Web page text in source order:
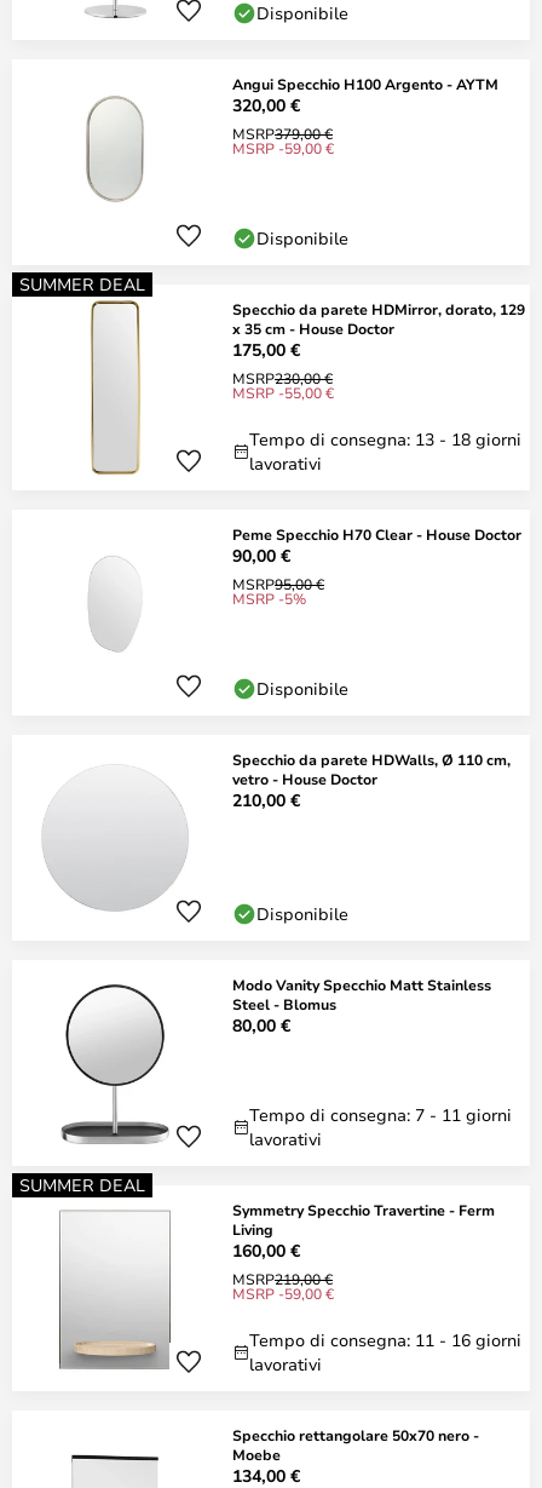
Disponibile
Angui Specchio H100 Argento - AYTM
320,00 €
MSRP379,00 €
MSRP -59,00 €
Disponibile
SUMMER DEAL
Specchio da parete HDMirror, dorato, 129
x 35 cm - House Doctor
175,00 €
MSRP230,00 €
MSRP -55,00 €
Tempo di consegna: 13 - 18 giorni
lavorativi
Peme Specchio H70 Clear - House Doctor
90,00 €
MSRP95,00 €
MSRP -5%
Disponibile
Specchio da parete HDWalls, Ø 110 cm,
vetro - House Doctor
210,00 €
Disponibile
Modo Vanity Specchio Matt Stainless
Steel - Blomus
80,00 €
Tempo di consegna: 7 - 11 giorni
lavorativi
SUMMER DEAL
Symmetry Specchio Travertine - Ferm
Living
160,00 €
MSRP219,00 €
MSRP -59,00 €
Tempo di consegna: 11 - 16 giorni
lavorativi
Specchio rettangolare 50x70 nero -
Moebe
134,00 €